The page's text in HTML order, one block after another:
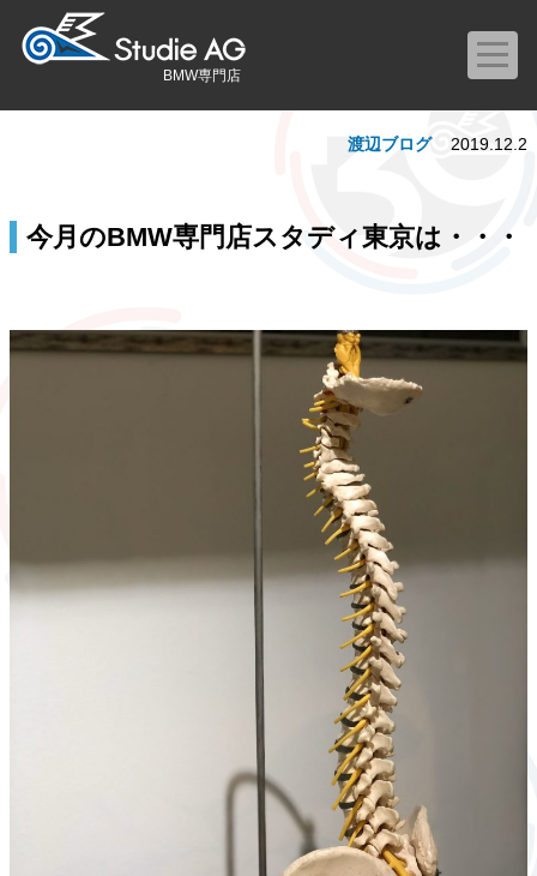
BMW専門店
今月のBMW専門店スタディ東京は・・・
渡辺ブログ 2019.12.2